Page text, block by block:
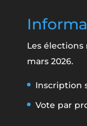
Les élections
mars 2026.
Inscription
Vote par